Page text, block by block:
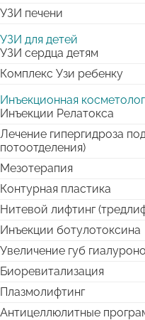
УЗИ печени
УЗИ для детей
УЗИ сердца детям
Комплекс Узи ребенку
Инъекционная
Инъекции Релатокса
Лечение гипергидроза
потоотделения)
Мезотерапия
Контурная пластика
Нитевой лифтинг
Инъекции ботулотоксина
Увеличение губ
Биоревитализация
Плазмолифтинг
Антицеллюлитные